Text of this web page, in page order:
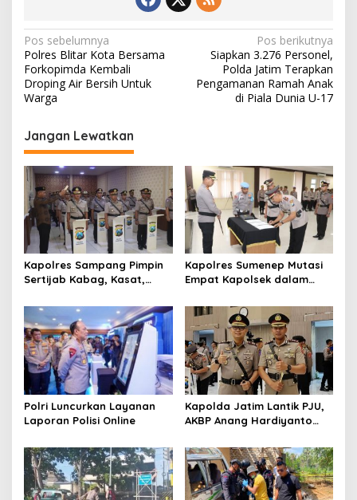
N
a
v
i
g
a
s
i
p
o
s
Pos sebelumnya
Polres Blitar Kota Bersama
Forkopimda Kembali
Droping Air Bersih Untuk
Warga
Pos berikutnya
Siapkan 3.276 Personel,
Polda Jatim Terapkan
Pengamanan Ramah Anak
di Piala Dunia U-17
Jangan Lewatkan
Kapolres Sampang Pimpin
Sertijab Kabag, Kasat,
Kapolres Sumenep Mutasi
Empat Kapolsek dalam
Polri Luncurkan Layanan
Laporan Polisi Online
Kapolda Jatim Lantik PJU,
AKBP Anang Hardiyanto